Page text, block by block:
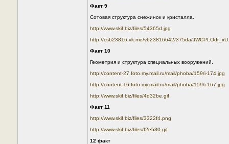
Факт 9
Сотовая структура снежинок и кристалла.
http://www.skif.biz/files/54365d.jpg
http://cs623816.vk.me/v623816642/375da/
Факт 10
Геометрия и структура специальных вооружений.
http://content-27.foto.my.mail.ru/mail/phoba/159/i-174.jpg
http://content-16.foto.my.mail.ru/mail/phoba/159/i-167.jpg
http://www.skif.biz/files/4d32be.gif
Факт 11
http://www.skif.biz/files/3322f4.png
http://www.skif.biz/files/f2e530.gif
12 факт